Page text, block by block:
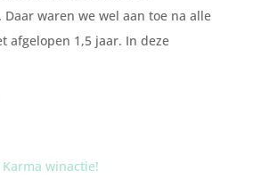
Daar waren we wel aan toe na alle
afgelopen 1,5 jaar. In deze